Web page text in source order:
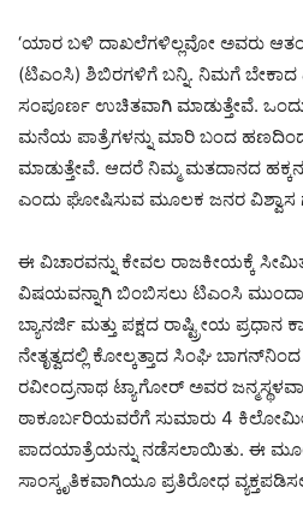
‘ಯಾರ ಬಳಿ ದಾಖಲೆಗಳಿಲ್ಲವೋ ಅವರು
(ಟಿಎಂಸಿ) ಶಿಬಿರಗಳಿಗೆ ಬನ್ನಿ. ನಿಮಗೆ ಬೇಕಾದ
ಸಂಪೂರ್ಣ ಉಚಿತವಾಗಿ ಮಾಡುತ್ತೇವೆ.
ಮನೆಯ ಪಾತ್ರೆಗಳನ್ನು ಮಾರಿ ಬಂದ
ಮಾಡುತ್ತೇವೆ. ಆದರೆ ನಿಮ್ಮ ಮತದಾನದ
ಎಂದು ಘೋಷಿಸುವ ಮೂಲಕ ಜನರ ವಿಶ್ವಾಸ
ಈ ವಿಚಾರವನ್ನು ಕೇವಲ ರಾಜಕೀಯಕ್ಕೆ
ವಿಷಯವನ್ನಾಗಿ ಬಿಂಬಿಸಲು ಟಿಎಂಸಿ
ಬ್ಯಾನರ್ಜಿ ಮತ್ತು ಪಕ್ಷದ ರಾಷ್ಟ್ರೀಯ
ನೇತೃತ್ವದಲ್ಲಿ ಕೋಲ್ಕತ್ತಾದ ಸಿಂಘಿ
ರವೀಂದ್ರನಾಥ ಟ್ಯಾಗೋರ್ ಅವರ
ಠಾಕೂರ್ಬರಿಯವರೆಗೆ ಸುಮಾರು 4
ಪಾದಯಾತ್ರೆಯನ್ನು ನಡೆಸಲಾಯಿತು. ಈ
ಸಾಂಸ್ಕೃತಿಕವಾಗಿಯೂ ಪ್ರತಿರೋಧ